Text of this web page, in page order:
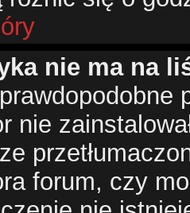
nie ma na
nie
forum, czy